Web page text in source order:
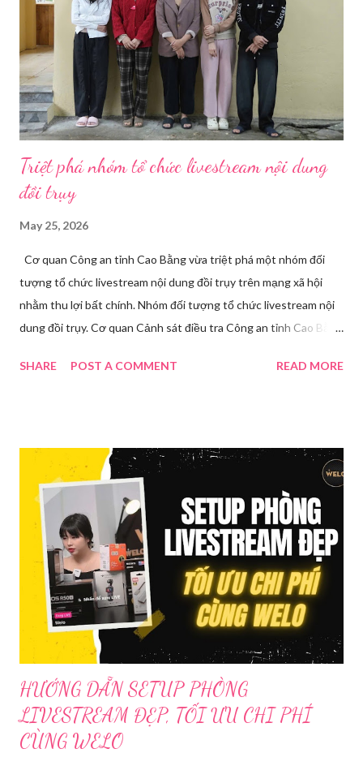
định. Những công cụ hỗ trợ livestream chuyên biệt Hiện nay,
phần mềm Livestream không chỉ phục vụ streamer hay game thủ
mà còn là trợ thủ đắc lực cho nhà bán hàng online, giáo viên,
doanh nghiệp, nhà sáng tạo nội dung. Việc lựa chọn đúng phần
mềm sẽ giúp bu...
Triệt phá nhóm tổ chức livestream nội dung
đồi trụy
May 25, 2026
Cơ quan Công an tỉnh Cao Bằng vừa triệt phá một nhóm đối
tượng tổ chức livestream nội dung đồi trụy trên mạng xã hội
nhằm thu lợi bất chính. Nhóm đối tượng tổ chức livestream nội
dung đồi trụy. Cơ quan Cảnh sát điều tra Công an tỉnh Cao Bằng
tạm giam đối với Triệu Thị Dung về hành vi truyền bá văn hóa
dụng điện thoại xuất hiện các hoạt động phát trực tiếp nội dung
nhạy cảm, có dấu hiệu vi phạm pháp luật. Ngay sau khi tiếp
nhận, đơn vị đã nhanh chóng tổ chức xác minh, thu thập dữ liệu
để làm rõ. Kết quả điều tra ban đầu xác định, Triệu Thị Dung
(sinh năm 1994), trú tại xã Phủ Thông, tỉnh Thái Nguyên, cùng
một số đối tượng khác đã tham gia tổ chức livestream nội dung
đồi trụy nhằm mục đích thu lợi. Các đối tượng liên quan gồm
L.V.D (sinh ...
SHARE POST A COMMENT READ MORE
HƯỚNG DẪN SETUP PHÒNG
LIVESTREAM ĐẸP, TỐI ƯU CHI PHÍ
CÙNG WELO